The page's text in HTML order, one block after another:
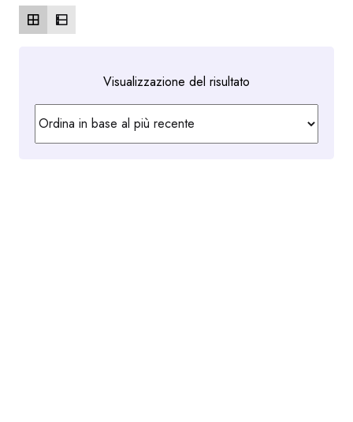
Visualizzazione del risultato